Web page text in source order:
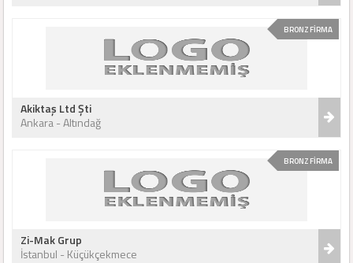
BRONZ FİRMA
Akiktaş Ltd Şti
Ankara - Altındağ
BRONZ FİRMA
Zi-Mak Grup
İstanbul - Küçükçekmece